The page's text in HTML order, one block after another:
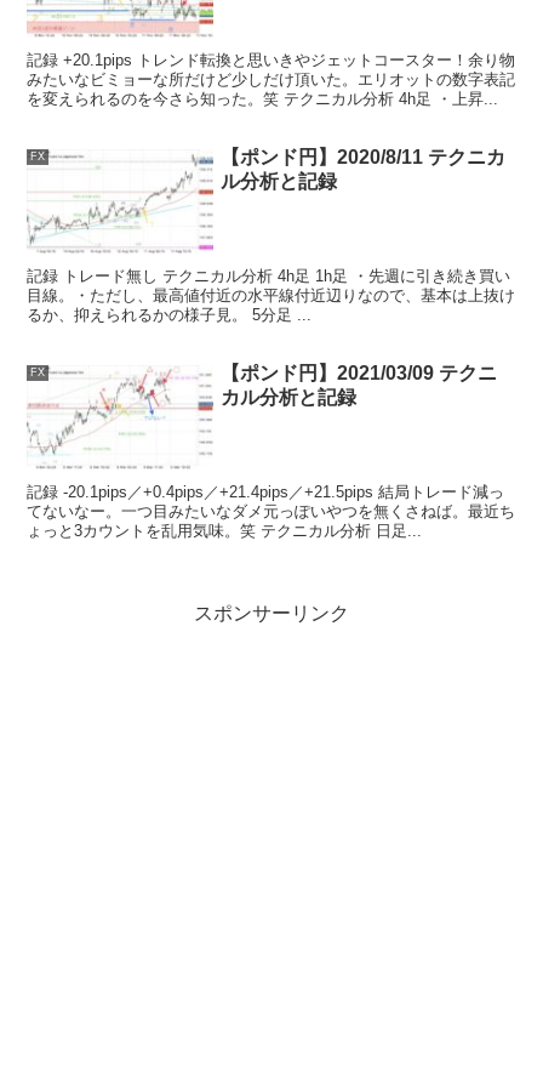
記録 +20.1pips トレンド転換と思いきやジェットコースター！余り物
みたいなビミョーな所だけど少しだけ頂いた。エリオットの数字表記
を変えられるのを今さら知った。笑 テクニカル分析 4h足 ・上昇...
FX
【ポンド円】2020/8/11 テクニカ
ル分析と記録
記録 トレード無し テクニカル分析 4h足 1h足 ・先週に引き続き買い
目線。・ただし、最高値付近の水平線付近辺りなので、基本は上抜け
るか、抑えられるかの様子見。 5分足 ...
FX
【ポンド円】2021/03/09 テクニ
カル分析と記録
記録 -20.1pips／+0.4pips／+21.4pips／+21.5pips 結局トレード減っ
てないなー。一つ目みたいなダメ元っぽいやつを無くさねば。最近ち
ょっと3カウントを乱用気味。笑 テクニカル分析 日足...
スポンサーリンク